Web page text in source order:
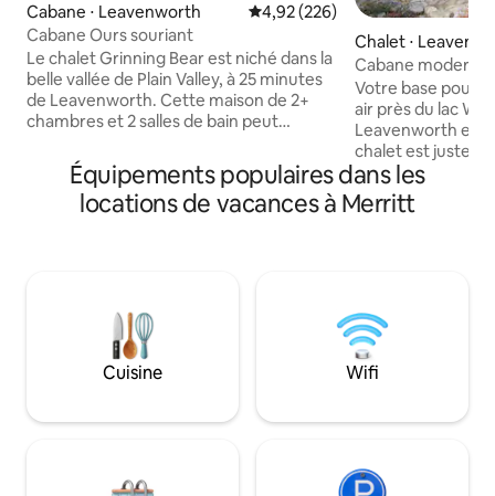
Cabane ⋅ Leavenworth Évaluation moyenne sur la
4,92 (226)
Cabane Ours souriant
Le chalet Grinning Bear est niché dans la
belle vallée de Plain Valley, à 25 minutes
de Leavenworth. Cette maison de 2+
chambres et 2 salles de bain peut
située sur 2/3 d'acre. Elle offre une
cuisine confortable, un jacuzzi, la
climatisation, des planchers de salle de
situé entre deux stations de ski, pour
profiter du ski alpin et de fond, du
snowboard, de la randonnée, du vélo de
montagne et de route, de la pêche et
habite à proximité.
Chalet ⋅
Cabane
et du lac
Votre base pour
air près du lac
Leavenworth et de
chalet est juste
accès au sentier
Wenatchee. En été, faites de la
randonnée, du
Stevens Pass à
vers
Bavière. Ensuite, plongez dans le jacuzzi
et installez-vous
Équipements populaires dans les
locations de vacances à Merritt
Cuisine Wifi